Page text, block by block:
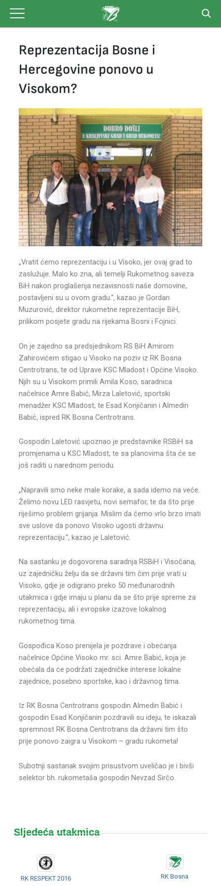
content
Reprezentacija Bosne i
Hercegovine ponovo u
Visokom?
„Vratit ćemo reprezentaciju i u Visoko, jer ovaj grad to
zaslužuje. Malo ko zna, ali temelji Rukometnog saveza
BiH nakon proglašenja nezavisnosti naše domovine,
postavljeni su u ovom gradu.“, kazao je Gordan
Muzurović, direktor rukometne reprezentacije BiH,
prilikom posjete gradu na rijekama Bosni i Fojnici.
On je zajedno sa predsjednikom RS BiH Amirom
Zahirovićem stigao u Visoko na poziv iz RK Bosna
Centrotrans, te od Uprave KSC Mladost i Općine Visoko.
Njih su u Visokom primili Amila Koso, saradnica
načelnice Amre Babić, Mirza Laletović, sportski
menadžer KSC Mladost, te Esad Konjičanin i Almedin
Babić, ispred RK Bosna Centrotrans.
Gospodin Laletović upoznao je predstavnike RSBiH sa
promjenama u KSC Mladost, te sa planovima šta će se
još raditi u narednom periodu.
„Napravili smo neke male korake, a sada idemo na veće.
Želimo novu LED rasvjetu, novi semafor, te da što prije
riješimo problem grijanja. Mislim da ćemo vrlo brzo imati
sve uslove da ponovo Visoko ugosti državnu
reprezentaciju.“, kazao je Laletović.
Na sastanku je dogovorena saradnja RSBiH i Visočana,
uz zajedničku želju da se državni tim čim prije vrati u
Visoko, gdje je odigrano preko 50 međunarodnih
utakmica i gdje imaju u planu da se što prije spreme za
reprezentaciju, ali i evropske izazove lokalnog
rukometnog tima.
Gospođica Koso prenijela je pozdrave i obećanja
načelnice Općine Visoko mr. sci. Amre Babić, koja je
obećala da će podržati zajedničke interese lokalne
zajednice, posebno sportske, kao i državnog tima.
Iz RK Bosna Centrotrans gospodin Almedin Babić i
gospodin Esad Konjičanin pozdravili su ideju, te iskazali
spremnost RK Bosna Centrotrans da državni tim što
prije ponovo zaigra u Visokom – gradu rukometa!
Subotnji sastanak svojim prisustvom uveličao je i bivši
selektor bh. rukometaša gospodin Nevzad Sirčo.
Sljedeća utakmica
RK RESPEKT 2016 RK Bosna